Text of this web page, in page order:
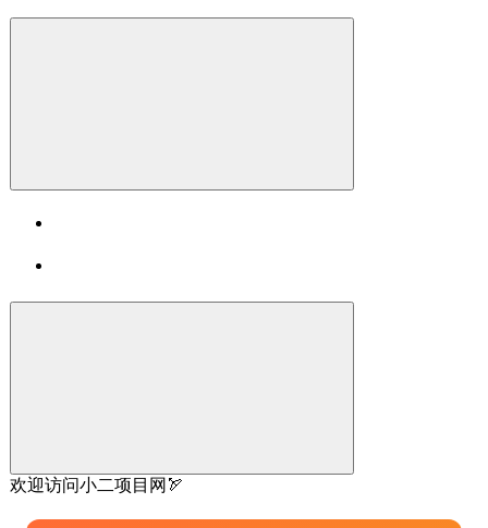
欢迎访问小二项目网🏹